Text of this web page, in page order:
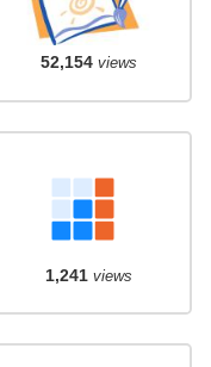
52,154views
1,241views